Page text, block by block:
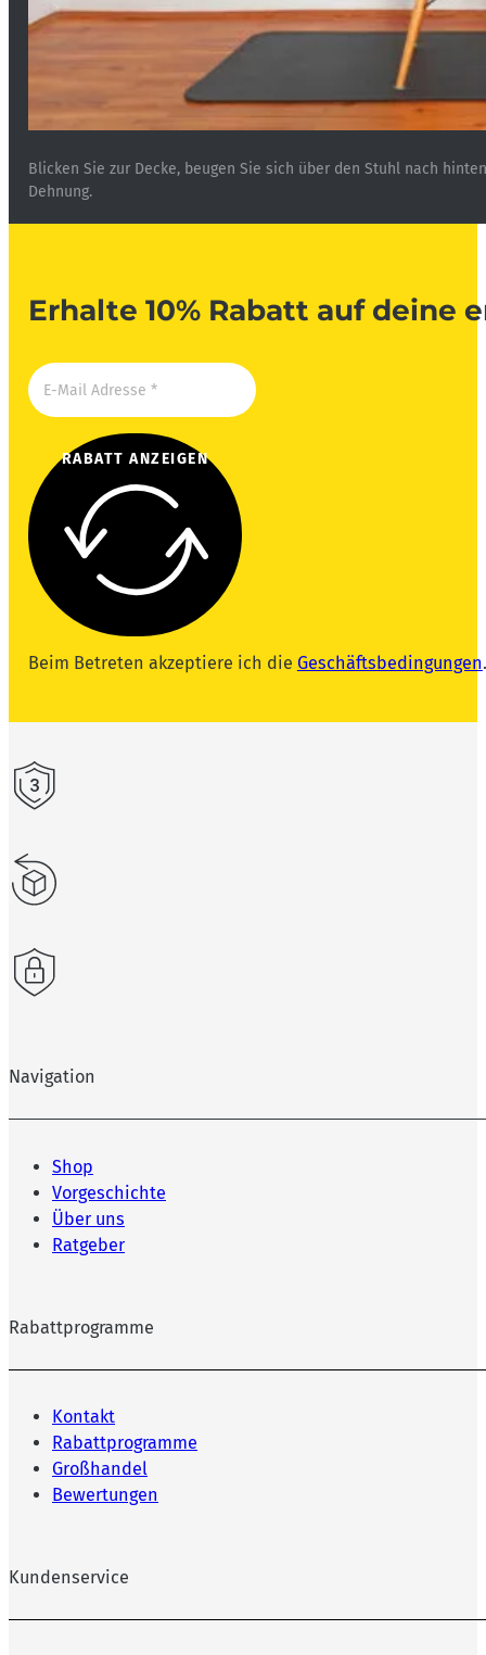
Blicken Sie zur Decke, beugen Sie sich über den Stuhl nach
Dehnung.
Erhalte 10% Rabatt auf deine
RABATT ANZEIGEN
Beim Betreten akzeptiere ich die Geschäftsbedingungen.
Navigation
Shop
Vorgeschichte
Über uns
Ratgeber
Rabattprogramme
Kontakt
Rabattprogramme
Großhandel
Bewertungen
Kundenservice